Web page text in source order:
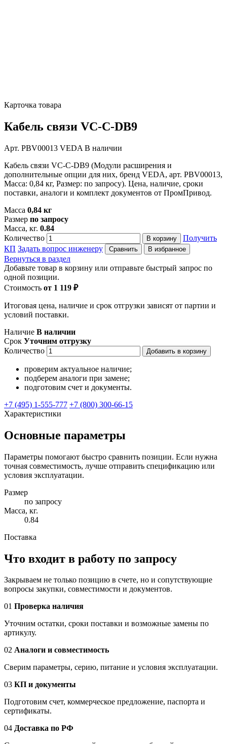
Карточка товара
Кабель связи VC-C-DB9
Арт. PBV00013 VEDA В наличии
Кабель связи VC-C-DB9 (Модули расширения и
дополнительные опции для них, бренд VEDA, арт. PBV00013,
Масса: 0,84 кг, Размер: по запросу). Цена, наличие, сроки
поставки, аналоги и комплект документов от ПромПривод.
Масса 0,84 кг
Размер по запросу
Масса, кг. 0.84
Количество
В корзину
Получить
КП Задать вопрос инженеру Сравнить В избранное
Вернуться в раздел
Добавьте товар в корзину или отправьте быстрый запрос по
одной позиции.
Стоимость от 1 119 ₽
Итоговая цена, наличие и срок отгрузки зависят от партии и
условий поставки.
Наличие В наличии
Срок Уточним отгрузку
Количество
Добавить в корзину
проверим актуальное наличие;
подберем аналоги при замене;
подготовим счет и документы.
+7 (495) 1-555-777 +7 (800) 300-66-15
Характеристики
Основные параметры
Параметры помогают быстро сравнить позиции. Если нужна
точная совместимость, лучше отправить спецификацию или
условия эксплуатации.
Размер
по запросу
Масса, кг.
0.84
Поставка
Что входит в работу по запросу
Закрываем не только позицию в счете, но и сопутствующие
вопросы закупки, совместимости и документов.
01 Проверка наличия
Уточним остатки, сроки поставки и возможные замены по
артикулу.
02 Аналоги и совместимость
Сверим параметры, серию, питание и условия эксплуатации.
03 КП и документы
Подготовим счет, коммерческое предложение, паспорта и
сертификаты.
04 Доставка по РФ